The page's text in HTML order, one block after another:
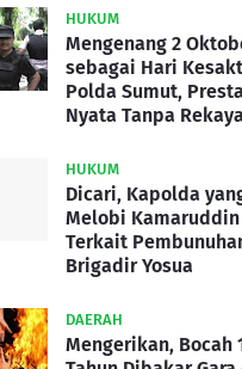
HUKUM
Mengenang 2
sebagai Hari
Polda Sumut,
Nyata Tanpa
HUKUM
Dicari, Kapolda
Melobi Kamaruddin
Terkait
Brigadir Yosua
DAERAH
Mengerikan, Bocah